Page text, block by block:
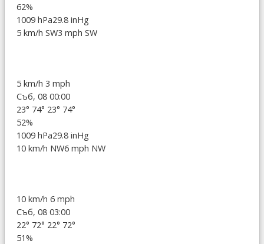
62%
1009 hPa29.8 inHg
5 km/h SW3 mph SW
5 km/h 3 mph
Съб, 08 00:00
23° 74° 23° 74°
52%
1009 hPa29.8 inHg
10 km/h NW6 mph NW
10 km/h 6 mph
Съб, 08 03:00
22° 72° 22° 72°
51%